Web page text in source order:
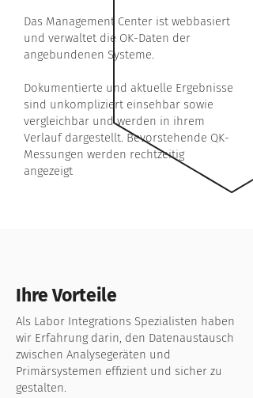
Das Management Center ist webbasiert
und ver­waltet die OK-Daten der
angebundenen Syste­me.
Dokumentierte und aktuelle Ergebnisse
sind unkompliziert einsehbar sowie
vergleichbar und werden in ihrem
Verlauf dargestellt. Bevorstehen­de QK-
Messungen werden rechtzei­tig
angezeigt
Ihre Vorteile
Als Labor Integrations Spezialisten haben
wir Erfahrung darin, den Datenaustausch
zwischen Analysegeräten und
Primärsystemen effizient und sicher zu
gestalten.